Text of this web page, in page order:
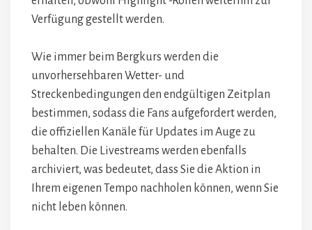
Verfügung gestellt werden.
Wie immer beim Bergkurs werden die
unvorhersehbaren Wetter- und
Streckenbedingungen den endgültigen Zeitplan
bestimmen, sodass die Fans aufgefordert werden,
die offiziellen Kanäle für Updates im Auge zu
behalten. Die Livestreams werden ebenfalls
archiviert, was bedeutet, dass Sie die Aktion in
Ihrem eigenen Tempo nachholen können, wenn Sie
nicht leben können.